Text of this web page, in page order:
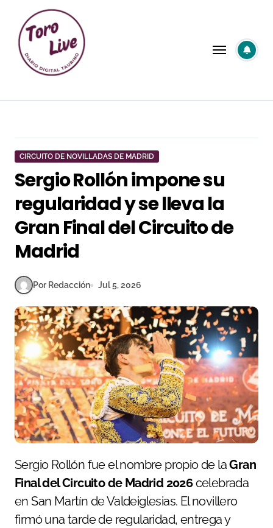
contenido
CIRCUITO DE NOVILLADAS DE MADRID
Sergio Rollón impone su
regularidad y se lleva la
Gran Final del Circuito de
Madrid
Por Redacción Jul 5, 2026
Sergio Rollón fue el nombre propio de laGran
Final del Circuito de Madrid 2026celebrada
en San Martín de Valdeiglesias. El novillero
firmó una tarde de regularidad, entrega y